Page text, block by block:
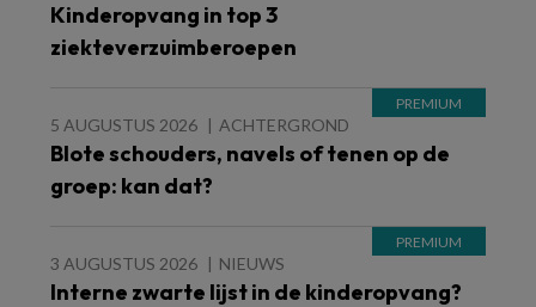
Kinderopvang in top 3
ziekteverzuimberoepen
5 AUGUSTUS 2026 ACHTERGROND
Blote schouders, navels of tenen op de
groep: kan dat?
3 AUGUSTUS 2026 NIEUWS
Interne zwarte lijst in de kinderopvang?